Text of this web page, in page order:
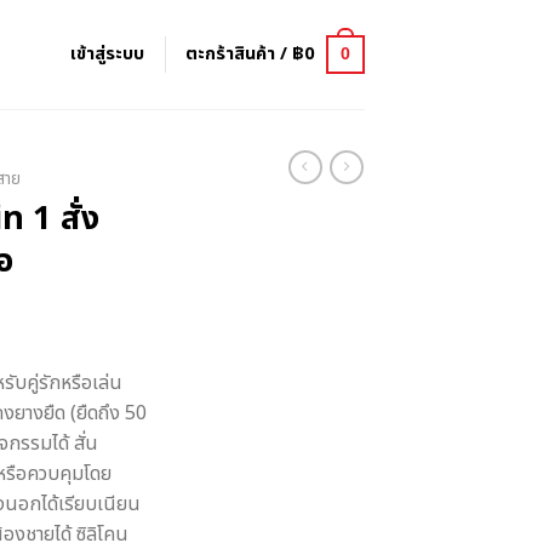
เข้าสู่ระบบ ตะกร้าสินค้า / ฿0 0
ย
1 สั่ง
บคู่รักหรือเล่น
ยางยืด (ยืดถึง 50
กรรมได้ สั่น
อควบคุมโดย
อกได้เรียบเนียน
งชายได้ ซิลิโคน